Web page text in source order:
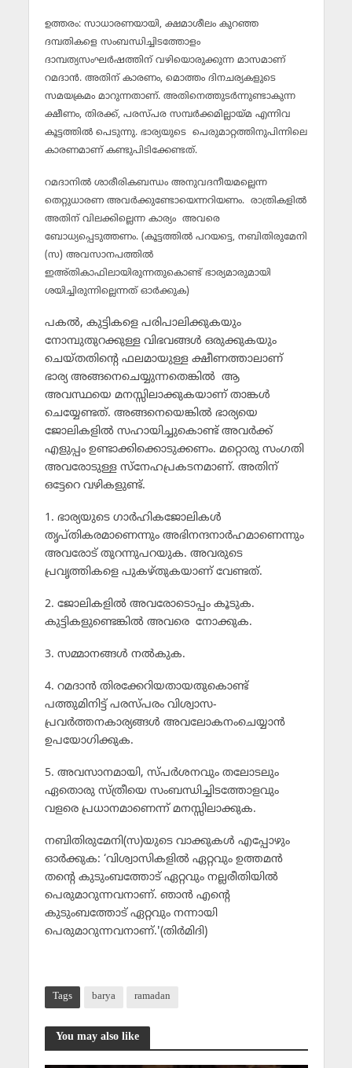
ഉത്തരം: സാധാരണയായി, ക്ഷമാശീലം കുറഞ്ഞ
ദമ്പതികളെ സംബന്ധിച്ചിടത്തോളം
ദാമ്പത്യസംഘര്‍ഷത്തിന് വഴിയൊരുക്കുന്ന മാസമാണ്
റമദാന്‍. അതിന് കാരണം, മൊത്തം ദിനചര്യകളുടെ
സമയക്രമം മാറുന്നതാണ്. അതിനെത്തുടര്‍ന്നുണ്ടാകുന്ന
ക്ഷീണം, തിരക്ക്, പരസ്പര സമ്പര്‍ക്കമില്ലായ്മ എന്നിവ
കൂട്ടത്തില്‍ പെടുന്നു. ഭാര്യയുടെ പെരുമാറ്റത്തിനുപിന്നിലെ
കാരണമാണ് കണ്ടുപിടിക്കേണ്ടത്.
റമദാനില്‍ ശാരീരികബന്ധം അനുവദനീയമല്ലെന്ന
തെറ്റുധാരണ അവര്‍ക്കുണ്ടോയെന്നറിയണം. രാത്രികളില്‍
അതിന് വിലക്കില്ലെന്ന കാര്യം അവരെ
ബോധ്യപ്പെടുത്തണം. (കൂട്ടത്തില്‍ പറയട്ടെ, നബിതിരുമേനി
(സ) അവസാനപത്തില്‍
ഇഅ്തികാഫിലായിരുന്നതുകൊണ്ട് ഭാര്യമാരുമായി
ശയിച്ചിരുന്നില്ലെന്നത് ഓര്‍ക്കുക)
പകല്‍, കുട്ടികളെ പരിപാലിക്കുകയും
നോമ്പുതുറക്കുള്ള വിഭവങ്ങള്‍ ഒരുക്കുകയും
ചെയ്തതിന്റെ ഫലമായുള്ള ക്ഷീണത്താലാണ്
ഭാര്യ അങ്ങനെചെയ്യുന്നതെങ്കില്‍ ആ
അവസ്ഥയെ മനസ്സിലാക്കുകയാണ് താങ്കള്‍
ചെയ്യേണ്ടത്. അങ്ങനെയെങ്കില്‍ ഭാര്യയെ
ജോലികളില്‍ സഹായിച്ചുകൊണ്ട് അവര്‍ക്ക്
എളുപ്പം ഉണ്ടാക്കിക്കൊടുക്കണം. മറ്റൊരു സംഗതി
അവരോടുള്ള സ്‌നേഹപ്രകടനമാണ്. അതിന്
ഒട്ടേറെ വഴികളുണ്ട്.
1. ഭാര്യയുടെ ഗാര്‍ഹികജോലികള്‍
തൃപ്തികരമാണെന്നും അഭിനന്ദനാര്‍ഹമാണെന്നും
അവരോട് തുറന്നുപറയുക. അവരുടെ
പ്രവൃത്തികളെ പുകഴ്തുകയാണ് വേണ്ടത്.
2. ജോലികളില്‍ അവരോടൊപ്പം കൂടുക.
കുട്ടികളുണ്ടെങ്കില്‍ അവരെ നോക്കുക.
3. സമ്മാനങ്ങള്‍ നല്‍കുക.
4. റമദാന്‍ തിരക്കേറിയതായതുകൊണ്ട്
പത്തുമിനിട്ട് പരസ്പരം വിശ്വാസ-
പ്രവര്‍ത്തനകാര്യങ്ങള്‍ അവലോകനംചെയ്യാന്‍
ഉപയോഗിക്കുക.
5. അവസാനമായി, സ്പര്‍ശനവും തലോടലും
ഏതൊരു സ്ത്രീയെ സംബന്ധിച്ചിടത്തോളവും
വളരെ പ്രധാനമാണെന്ന് മനസ്സിലാക്കുക.
നബിതിരുമേനി(സ)യുടെ വാക്കുകള്‍ എപ്പോഴും
ഓര്‍ക്കുക: ‘വിശ്വാസികളില്‍ ഏറ്റവും ഉത്തമന്‍
തന്റെ കുടുംബത്തോട് ഏറ്റവും നല്ലരീതിയില്‍
പെരുമാറുന്നവനാണ്. ഞാന്‍ എന്റെ
കുടുംബത്തോട് ഏറ്റവും നന്നായി
പെരുമാറുന്നവനാണ്.'(തിര്‍മിദി)
Tags barya ramadan
You may also like